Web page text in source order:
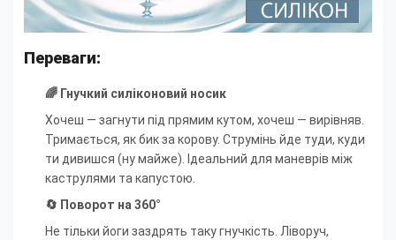
Переваги:
🌈 Гнучкий силіконовий носик
Хочеш — загнути під прямим кутом, хочеш — вирівняв.
Тримається, як бик за корову. Струмінь йде туди, куди
ти дивишся (ну майже). Ідеальний для маневрів між
каструлями та капустою.
🔄 Поворот на 360°
Не тільки йоги заздрять таку гнучкість. Ліворуч,